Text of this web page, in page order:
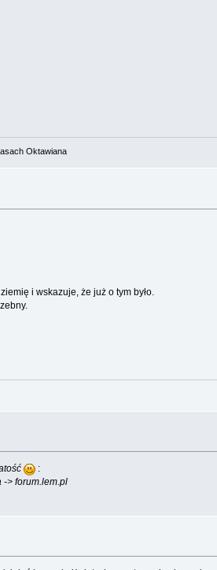
Oktawiana
i wskazuje, że już o tym było.
:
> forum.lem.pl